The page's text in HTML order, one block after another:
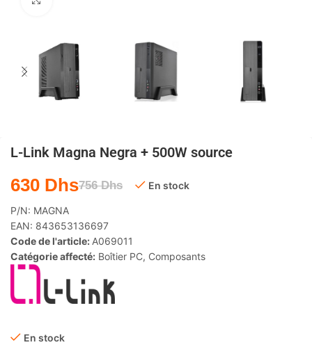
L-Link Magna Negra + 500W source
756Dhs
630 Dhs En stock
P/N: MAGNA
EAN: 843653136697
Code de l'article: A069011
Catégorie affecté: Boîtier PC, Composants
En stock